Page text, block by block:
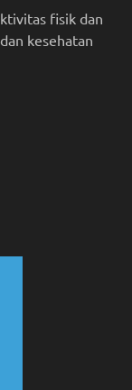
fisik dan
kesehatan